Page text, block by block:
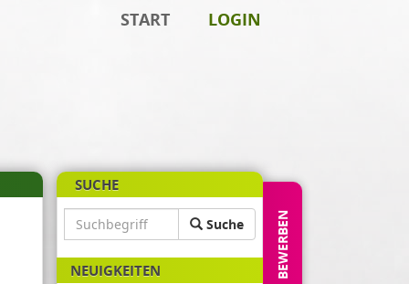
START LOGIN
SUCHE
u
c
h
Suche BEWERBEN
NEUIGKEITEN